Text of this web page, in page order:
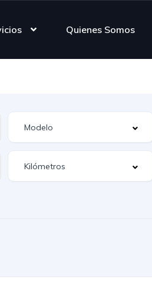
Quienes Somos